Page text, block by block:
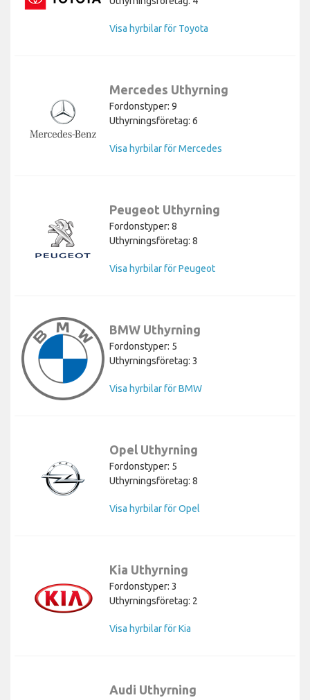
Visa hyrbilar för Toyota
Mercedes Uthyrning
Fordonstyper: 9
Uthyrningsföretag: 6
Visa hyrbilar för Mercedes
Peugeot Uthyrning
Fordonstyper: 8
Uthyrningsföretag: 8
Visa hyrbilar för Peugeot
BMW Uthyrning
Fordonstyper: 5
Uthyrningsföretag: 3
Visa hyrbilar för BMW
Opel Uthyrning
Fordonstyper: 5
Uthyrningsföretag: 8
Visa hyrbilar för Opel
Kia Uthyrning
Fordonstyper: 3
Uthyrningsföretag: 2
Visa hyrbilar för Kia
Audi Uthyrning